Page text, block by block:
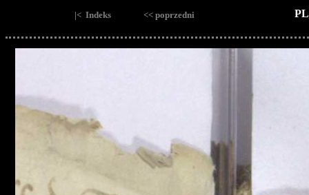
|< Indeks << poprzedni